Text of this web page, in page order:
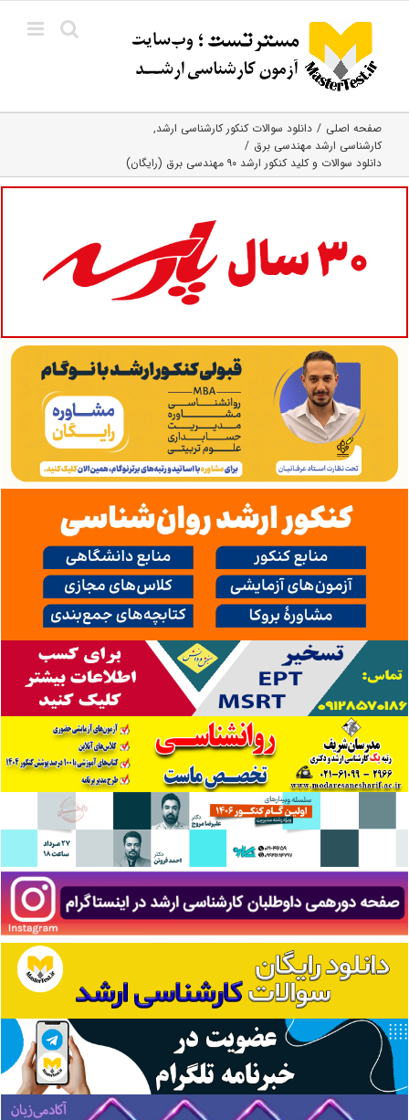
content
صفحه اصلی
دانلود سوالات کنکور کارشناسی ارشد
کارشناسی ارشد مهندسی برق
دانلود سوالات و کلید کنکور ارشد ۹۰ مهندسی برق (رایگان)